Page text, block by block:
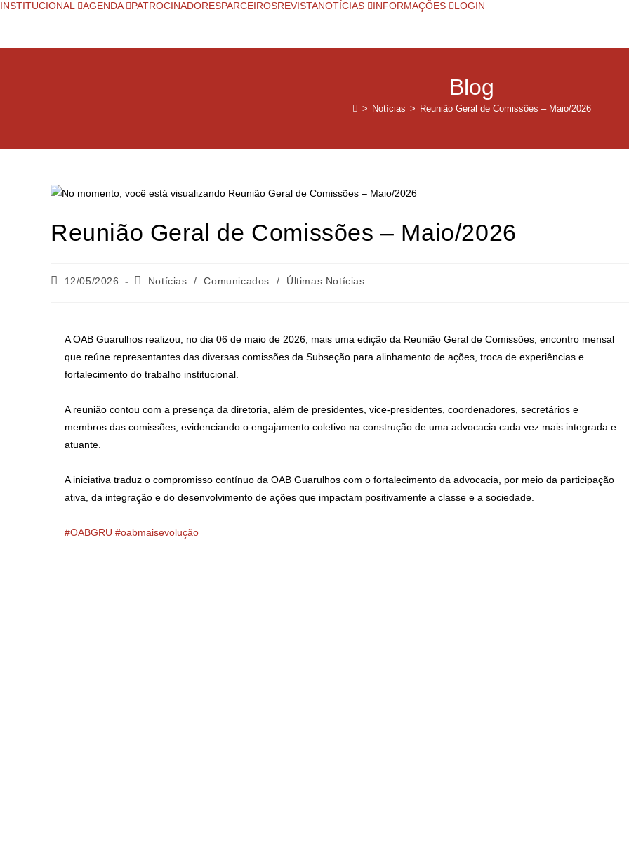
INSTITUCIONAL AGENDA PATROCINADORESPARCEIROSREVISTANOTÍCIAS INFORMAÇÕES LOGIN
Blog
> Notícias > Reunião Geral de Comissões – Maio/2026
Reunião Geral de Comissões – Maio/2026
12/05/2026 Notícias / Comunicados / Últimas Notícias
A OAB Guarulhos realizou, no dia 06 de maio de 2026, mais uma edição da Reunião Geral de Comissões, encontro mensal
que reúne representantes das diversas comissões da Subseção para alinhamento de ações, troca de experiências e
fortalecimento do trabalho institucional.
A reunião contou com a presença da diretoria, além de presidentes, vice-presidentes, coordenadores, secretários e
membros das comissões, evidenciando o engajamento coletivo na construção de uma advocacia cada vez mais integrada e
atuante.
A iniciativa traduz o compromisso contínuo da OAB Guarulhos com o fortalecimento da advocacia, por meio da participação
ativa, da integração e do desenvolvimento de ações que impactam positivamente a classe e a sociedade.
#OABGRU #oabmaisevolução